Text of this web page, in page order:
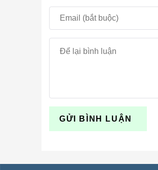
Chế độ chơi
NHIỀU NGƯỜI CHƠI
Nhiều map miễn phí
Hướng dẫn cài đặt đầy đủ có